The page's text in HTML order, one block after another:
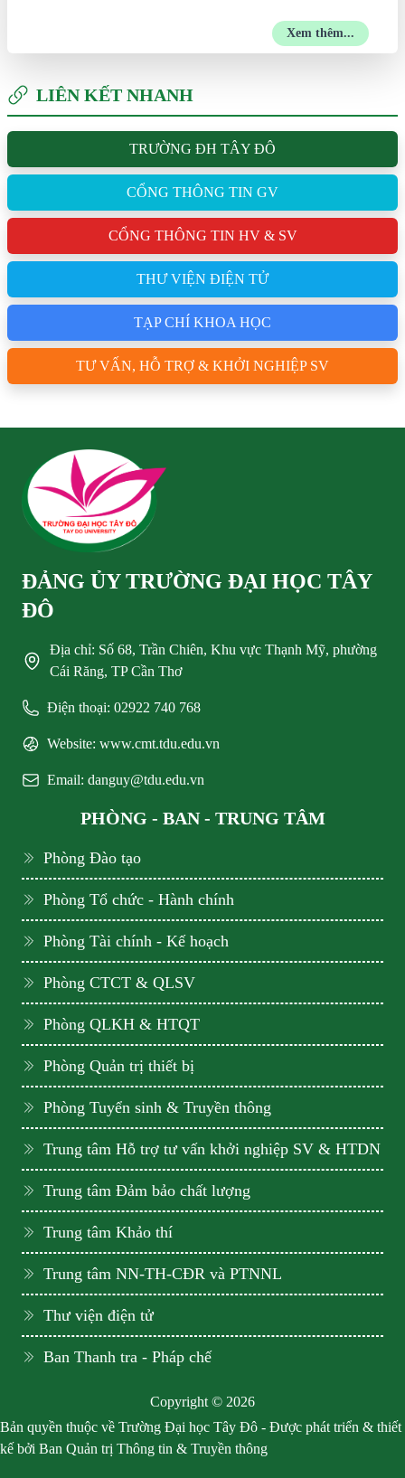
Xem thêm...
LIÊN KẾT NHANH
TRƯỜNG ĐH TÂY ĐÔ
CỔNG THÔNG TIN GV
CỔNG THÔNG TIN HV & SV
THƯ VIỆN ĐIỆN TỬ
TẠP CHÍ KHOA HỌC
TƯ VẤN, HỖ TRỢ & KHỞI NGHIỆP SV
ĐẢNG ỦY TRƯỜNG ĐẠI HỌC TÂY
ĐÔ
Địa chỉ: Số 68, Trần Chiên, Khu vực Thạnh Mỹ, phường
Cái Răng, TP Cần Thơ
Điện thoại: 02922 740 768
Website: www.cmt.tdu.edu.vn
Email: danguy@tdu.edu.vn
PHÒNG - BAN - TRUNG TÂM
Phòng Đào tạo
Phòng Tổ chức - Hành chính
Phòng Tài chính - Kế hoạch
Phòng CTCT & QLSV
Phòng QLKH & HTQT
Phòng Quản trị thiết bị
Phòng Tuyển sinh & Truyền thông
Trung tâm Hỗ trợ tư vấn khởi nghiệp SV & HTDN
Trung tâm Đảm bảo chất lượng
Trung tâm Khảo thí
Trung tâm NN-TH-CĐR và PTNNL
Thư viện điện tử
Ban Thanh tra - Pháp chế
Copyright © 2026
Bản quyền thuộc về Trường Đại học Tây Đô - Được phát triển & thiết
kế bởi Ban Quản trị Thông tin & Truyền thông